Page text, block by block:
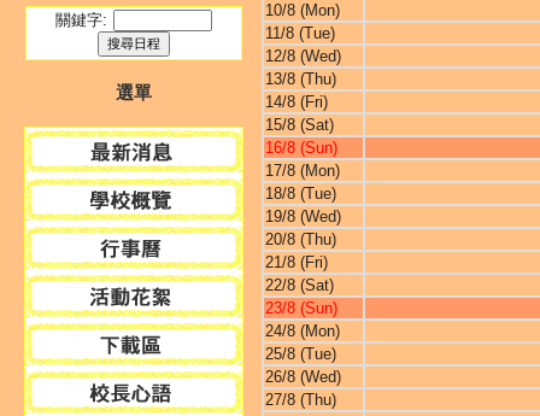
關鍵字:
選單
10/8 (Mon)
11/8 (Tue)
12/8 (Wed)
13/8 (Thu)
14/8 (Fri)
15/8 (Sat)
16/8 (Sun)
17/8 (Mon)
18/8 (Tue)
19/8 (Wed)
20/8 (Thu)
21/8 (Fri)
22/8 (Sat)
23/8 (Sun)
24/8 (Mon)
25/8 (Tue)
26/8 (Wed)
27/8 (Thu)